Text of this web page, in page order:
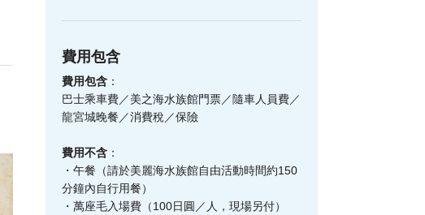
費用包含
費用包含 ：
巴士乘車費／美之海水族館門票／隨車人員費／
龍宮城晚餐／消費稅／保險
費用不含 ：
・午餐（請於美麗海水族館自由活動時間約150
分鐘內自行用餐）
・ 萬座毛入場費（100日圓／人，現場另付）